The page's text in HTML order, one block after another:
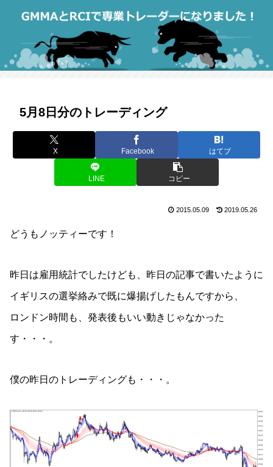
5月8日分のトレーディング
X Facebook はてブ
LINE コピー
2015.05.09 2019.05.26
どうもノッティーです！
昨日は雇用統計でしたけども、昨日の記事で書いたように
イギリスの選挙絡みで既に爆揚げしたもんですから、
ロンドン時間も、発表後もいい動きじゃなかった
す・・・。
僕の昨日のトレーディングも・・・。